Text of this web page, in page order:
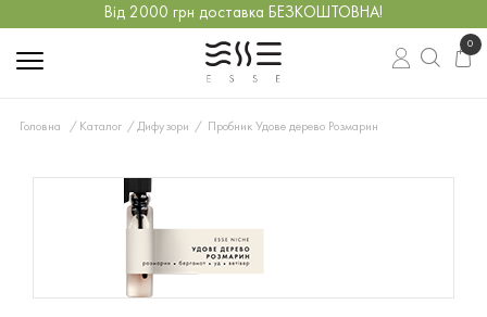
Від 2000 грн доставка БЕЗКОШТОВНА!
0
Головна Каталог Дифузори Пробник Удове дерево Розмарин